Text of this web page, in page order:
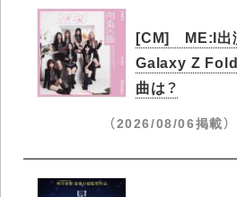
[CM] ME:I出
Galaxy Z
曲は？
（2026/08/06掲載）